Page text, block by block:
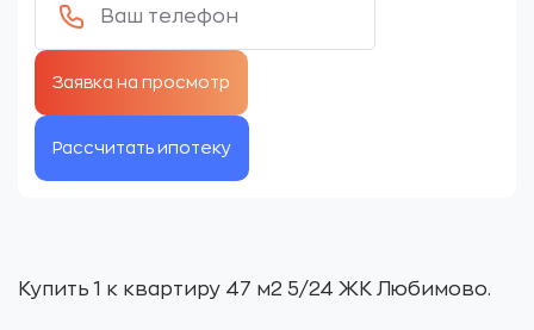
Рассчитать ипотеку
Купить 1 к квартиру 47 м2 5/24 ЖК Любимово.